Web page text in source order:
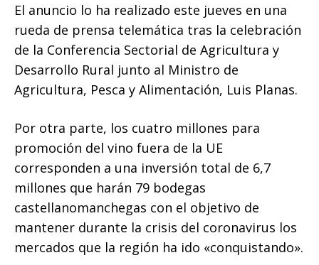
El anuncio lo ha realizado este jueves en una
rueda de prensa telemática tras la celebración
de la Conferencia Sectorial de Agricultura y
Desarrollo Rural junto al Ministro de
Agricultura, Pesca y Alimentación, Luis Planas.
Por otra parte, los cuatro millones para
promoción del vino fuera de la UE
corresponden a una inversión total de 6,7
millones que harán 79 bodegas
castellanomanchegas con el objetivo de
mantener durante la crisis del coronavirus los
mercados que la región ha ido «conquistando».